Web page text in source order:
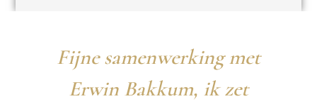
Fijne samenwerking met
Erwin Bakkum, ik zet